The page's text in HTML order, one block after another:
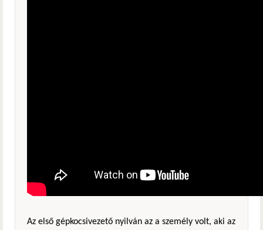
Az első gépkocsivezető nyilván az a személy volt, aki az